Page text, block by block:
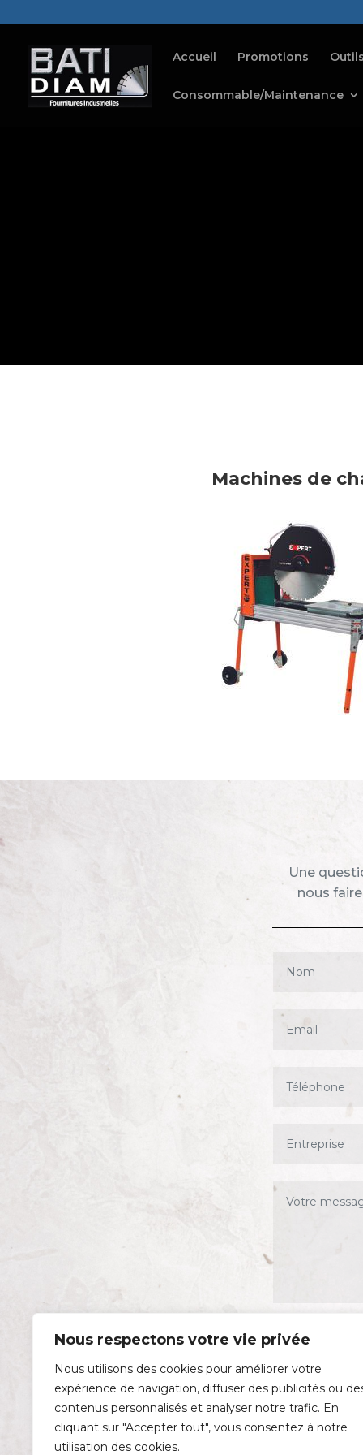
Nous respectons votre vie privée
Nous utilisons des cookies pour améliorer votre
expérience de navigation, diffuser des publicités ou
contenus personnalisés et analyser notre trafic. En
cliquant sur "Accepter tout", vous consentez à notre
utilisation des cookies.
Accueil Promotions
Consommable/Maintenance
Machines de
Une
nous